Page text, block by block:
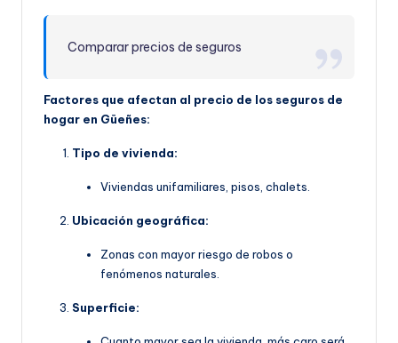
Comparar precios de seguros
Factores que afectan al precio de los seguros de
hogar en Güeñes:
Tipo de vivienda:
Viviendas unifamiliares, pisos, chalets.
Ubicación geográfica:
Zonas con mayor riesgo de robos o
fenómenos naturales.
Superficie: